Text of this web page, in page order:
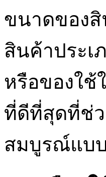
ขนาดของสิ
สินค้าประเ
หรือของใช้
ที่ดีที่สุดที่ช่
สมบูรณ์แบบ